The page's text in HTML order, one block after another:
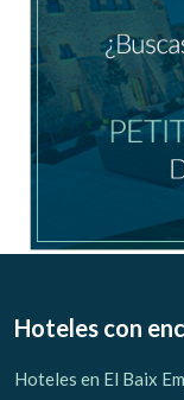
Hoteles con
Hoteles en El Baix